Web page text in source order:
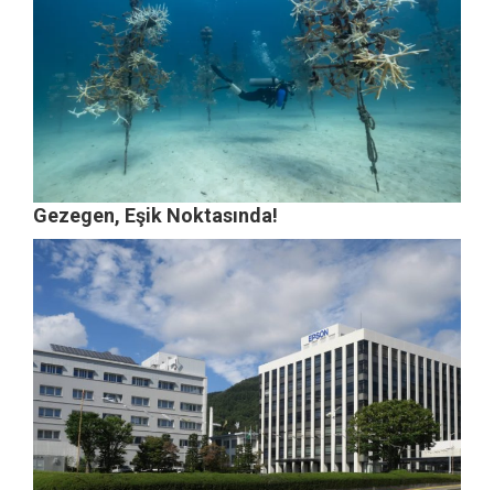
Gezegen, Eşik Noktasında!